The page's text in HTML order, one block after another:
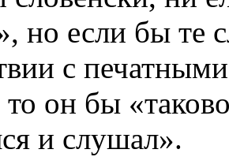
но если бы те
с
он бы
и слушал».